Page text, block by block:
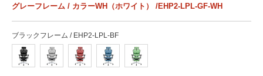
グレーフレーム / カラーWH（ホワイト） /EHP2-LPL-GF-WH
ブラックフレーム / EHP2-LPL-BF